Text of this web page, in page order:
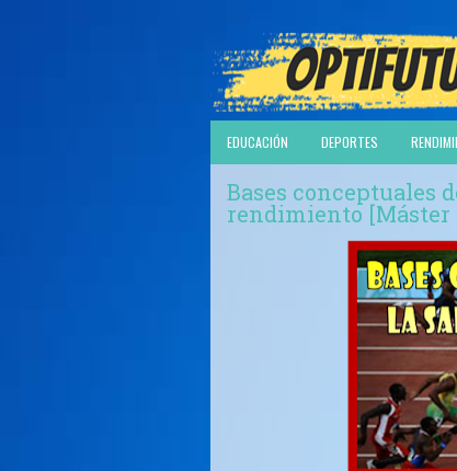
EDUCACIÓN DEPORTES
Bases conceptuales
rendimiento [Máster